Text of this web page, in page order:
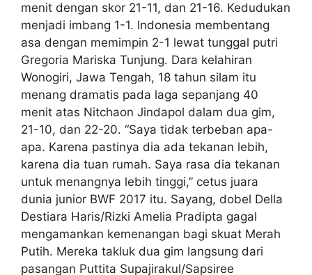
menit dengan skor 21-11, dan 21-16. Kedudukan
menjadi imbang 1-1. Indonesia membentang
asa dengan memimpin 2-1 lewat tunggal putri
Gregoria Mariska Tunjung. Dara kelahiran
Wonogiri, Jawa Tengah, 18 tahun silam itu
menang dramatis pada laga sepanjang 40
menit atas Nitchaon Jindapol dalam dua gim,
21-10, dan 22-20. “Saya tidak terbeban apa-
apa. Karena pastinya dia ada tekanan lebih,
karena dia tuan rumah. Saya rasa dia tekanan
untuk menangnya lebih tinggi,” cetus juara
dunia junior BWF 2017 itu. Sayang, dobel Della
Destiara Haris/Rizki Amelia Pradipta gagal
mengamankan kemenangan bagi skuat Merah
Putih. Mereka takluk dua gim langsung dari
pasangan Puttita Supajirakul/Sapsiree